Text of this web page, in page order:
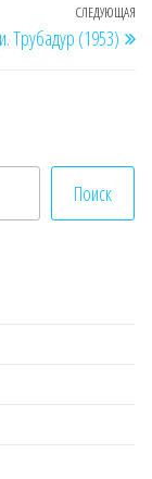
СЛЕДУЮЩАЯ
Трубадур (1953)
Поиск